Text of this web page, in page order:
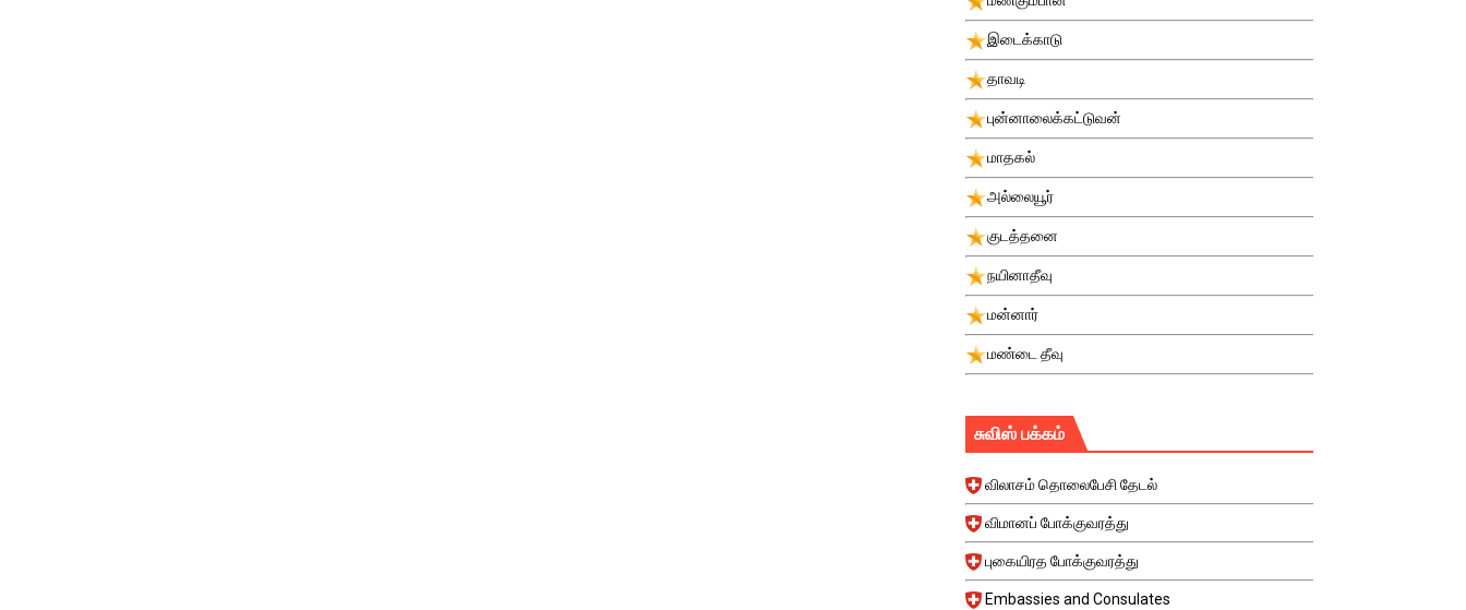
இடைக்காடு
தாவடி
புன்னாலைக்கட்டுவன்
மாதகல்
அல்லையூர்
குடத்தனை
நயினாதீவு
மன்னார்
மண்டை தீவு
சுவிஸ் பக்கம்
விலாசம் தொலைபேசி தேடல்
விமானப் போக்குவரத்து
புகையிரத போக்குவரத்து
Embassies and Consulates